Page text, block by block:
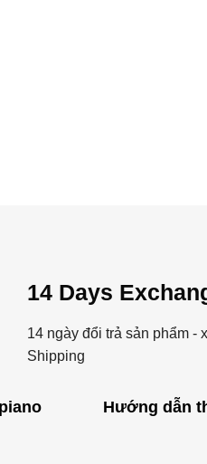
14 Days
14 ngày đổi trả sản phẩm -
Shipping
Hướng dẫn